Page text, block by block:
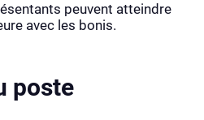
peuvent atteindre
avec les bonis.
poste